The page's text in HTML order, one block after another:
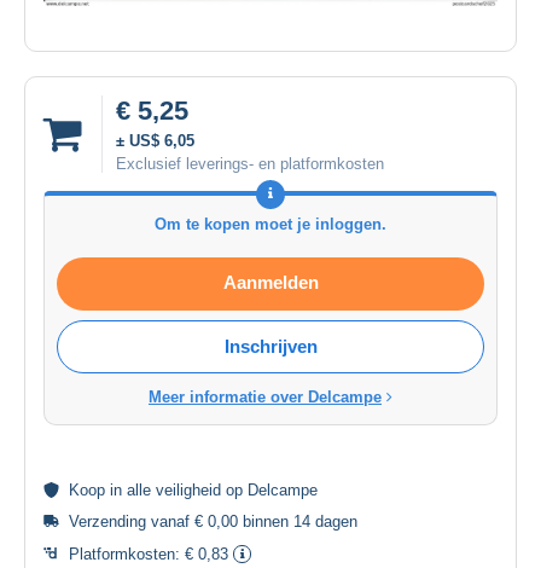
€ 5,25
± US$ 6,05
Exclusief leverings- en platformkosten
Om te kopen moet je inloggen.
Aanmelden
Inschrijven
Meer informatie over Delcampe
Koop in alle veiligheid op Delcampe
Verzending vanaf € 0,00 binnen 14 dagen
Platformkosten: € 0,83